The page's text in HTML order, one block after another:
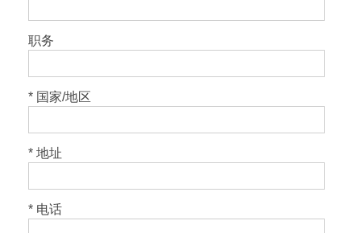
职务
* 国家/地区
* 地址
* 电话